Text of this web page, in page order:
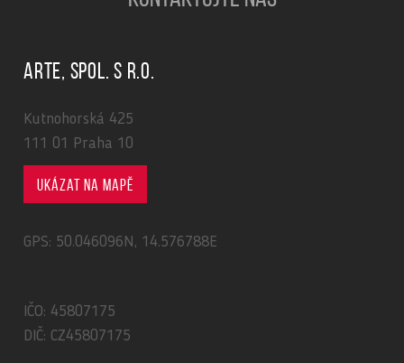
ARTE, spol. s r.o.
Kutnohorská 425
111 01 Praha 10
Ukázat na mapě
GPS: 50.046096N, 14.576788E
IČO: 45807175
DIČ: CZ45807175